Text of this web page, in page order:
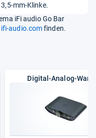
mm-Klinke.
iFi audio Go Bar
ifi-audio.comfinden.
Digital-Analog-